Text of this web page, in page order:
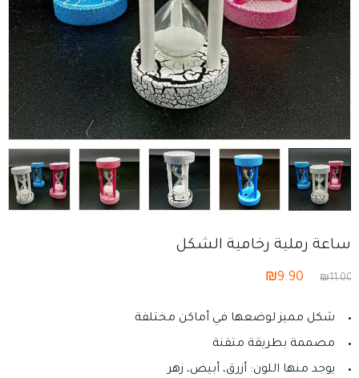
ساعة رملية رخامية الشكل
₪11.00
₪9.90
شكل مميز لوضعها في أماكن مختلفة
مصممة بطريقة متقنة
يوجد منها اللون: أزرق، أبيض، زهر